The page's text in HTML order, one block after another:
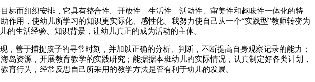
标而组织安排，它具有整合性、开放性、生活性、活动性、审美性和趣味性一体化的特
用，使幼儿所学习的知识更实际化、感性化。我努力使自己从一个“实践型”教师转变为
生活经验、知识背景，让幼儿真正的成为活动的主体。
善于捕捉孩子的寻常时刻，并加以正确的分析、判断，不断提高自身观察记录的能力；
资源，开展教育教学的实践研究；能据据本班幼儿的实际情况，认真制定好各类计划，
行为，经常反思自己所采用的教学方法是否有利于幼儿的发展。